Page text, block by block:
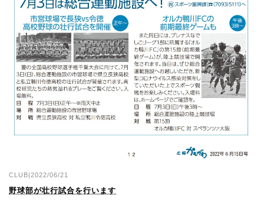
CLUB|2022/06/21
野球部が壮行試合を行います